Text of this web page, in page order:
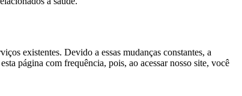
existentes. Devido a essas mudanças constantes, a
página com frequência, pois, ao acessar nosso site, você